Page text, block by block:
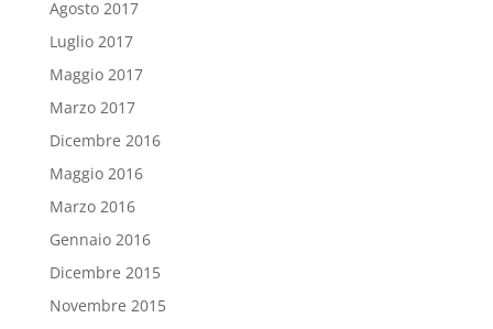
Agosto 2017
Luglio 2017
Maggio 2017
Marzo 2017
Dicembre 2016
Maggio 2016
Marzo 2016
Gennaio 2016
Dicembre 2015
Novembre 2015